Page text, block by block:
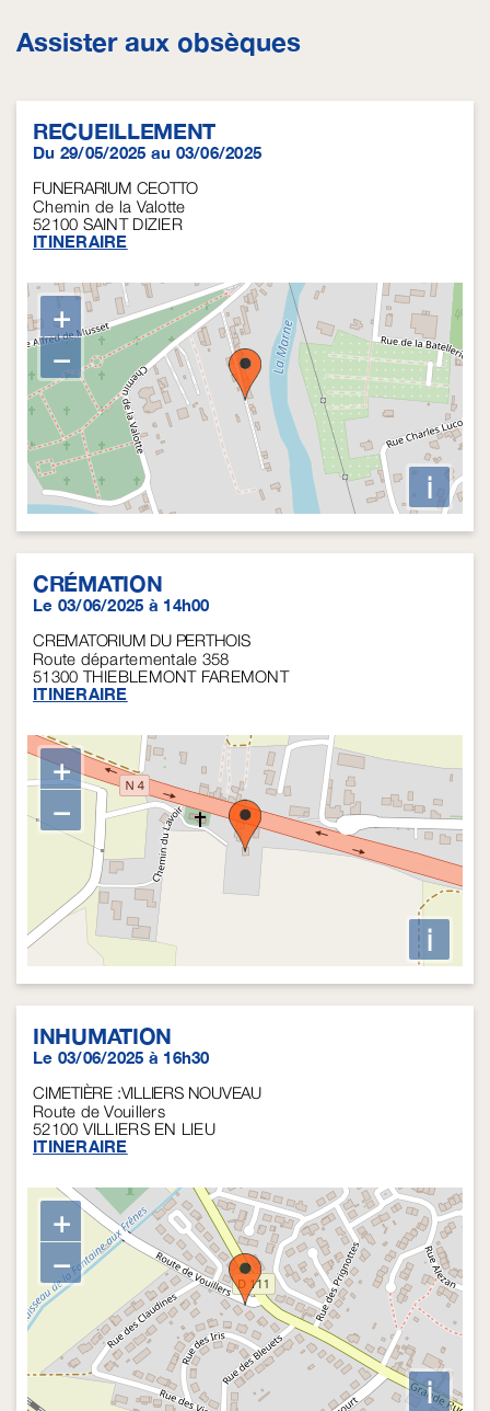
Assister aux obsèques
RECUEILLEMENT
Du 29/05/2025 au 03/06/2025
FUNERARIUM CEOTTO
Chemin de la Valotte
52100 SAINT DIZIER
ITINERAIRE
+
−
i
CRÉMATION
Le 03/06/2025 à 14h00
CREMATORIUM DU PERTHOIS
Route départementale 358
51300 THIEBLEMONT FAREMONT
ITINERAIRE
+
−
i
INHUMATION
Le 03/06/2025 à 16h30
CIMETIÈRE :VILLIERS NOUVEAU
Route de Vouillers
52100 VILLIERS EN LIEU
ITINERAIRE
+
−
i